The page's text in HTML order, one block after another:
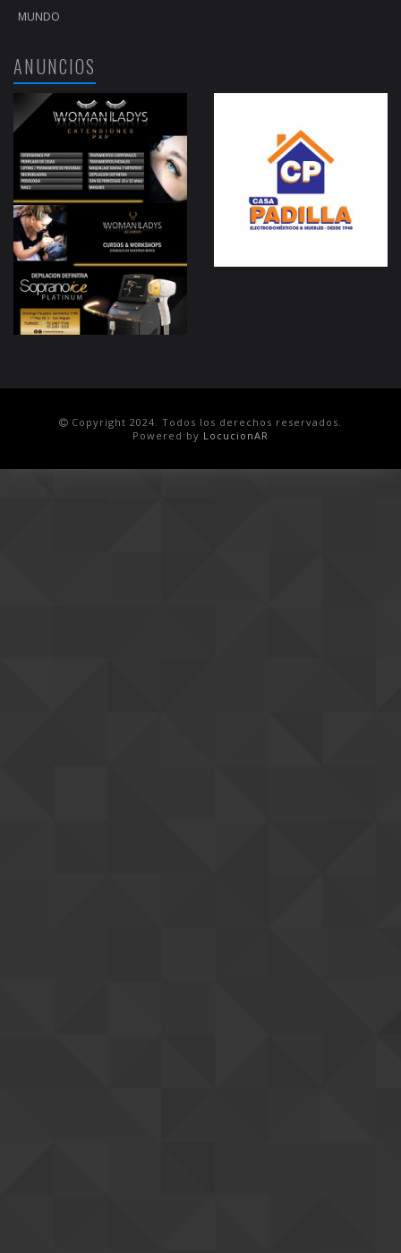
MUNDO
ANUNCIOS
Copyright 2024. Todos los derechos reservados.
Powered by LocucionAR